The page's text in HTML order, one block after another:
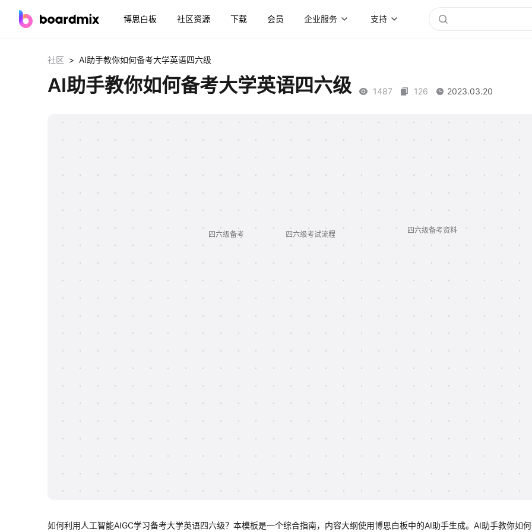
博思白板 社区资源 下载 会员 企业服务 支持
社区 > AI助手教你如何备考大学英语四六级
AI助手教你如何备考大学英语四六级 1487 126 2023.03.20
如何利用人工智能AIGC学习备考大学英语四六级？本模板是一个综合指南，内容大纲使用博思白板中的AI助手生成。AI助手教你如